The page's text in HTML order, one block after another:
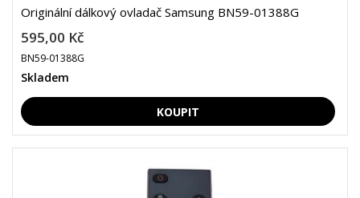
Originální dálkový ovladač Samsung BN59-01388G
595,00 Kč
BN59-01388G
Skladem